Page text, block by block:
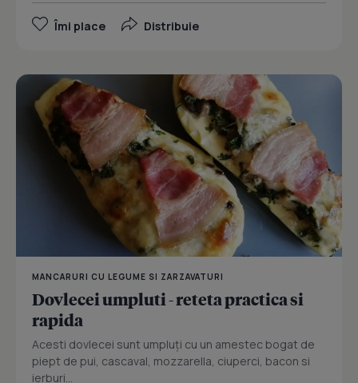
Îmi place Distribuie
MANCARURI CU LEGUME SI ZARZAVATURI
Dovlecei umpluti - reteta practica si
rapida
Acesti dovlecei sunt umpluți cu un amestec bogat de
piept de pui, cascaval, mozzarella, ciuperci, bacon si
ierburi...